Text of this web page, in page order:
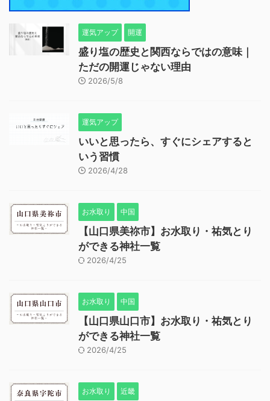
運気アップ 開運
盛り塩の歴史と関西ならではの意味｜
ただの開運じゃない理由
2026/5/8
運気アップ
いいと思ったら、すぐにシェアすると
いう習慣
2026/4/28
お水取り 中国
【山口県美祢市】お水取り・祐気とり
ができる神社一覧
2026/4/25
お水取り 中国
【山口県山口市】お水取り・祐気とり
ができる神社一覧
2026/4/25
お水取り 近畿